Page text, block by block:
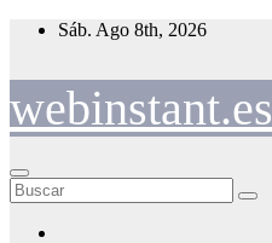
Saltar
Sáb. Ago 8th, 2026
webinstant.es